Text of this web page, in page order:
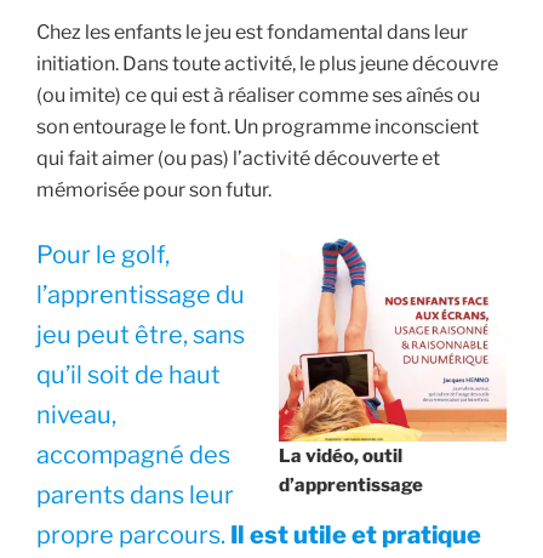
Chez les enfants le jeu est fondamental dans leur
initiation. Dans toute activité, le plus jeune découvre
(ou imite) ce qui est à réaliser comme ses aînés ou
son entourage le font. Un programme inconscient
qui fait aimer (ou pas) l’activité découverte et
mémorisée pour son futur.
La vidéo, outil
d’apprentissage
Pour le golf,
l’apprentissage du
jeu peut être, sans
qu’il soit de haut
niveau,
accompagné des
parents dans leur
propre parcours. Il est utile et pratique